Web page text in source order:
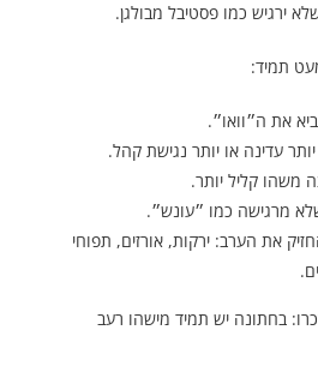
ירגיש כמו פסטיבל מבולגן.
תמיד:
את ה״וואו״.
יותר עדינה או יותר נגישת קהל.
משהו קליל יותר.
מרגישה כמו ״עונש״.
את הערב: ירקות, אורזים, תפוחי
בחתונה יש תמיד מישהו רעב